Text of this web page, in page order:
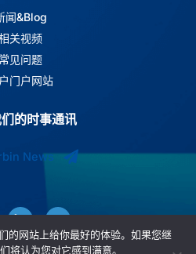
闻&Blog
关视频
常见问题
门户网站
的时事通讯
News
的网站上给你最好的体验。如果您继
将认为您对它感到满意。